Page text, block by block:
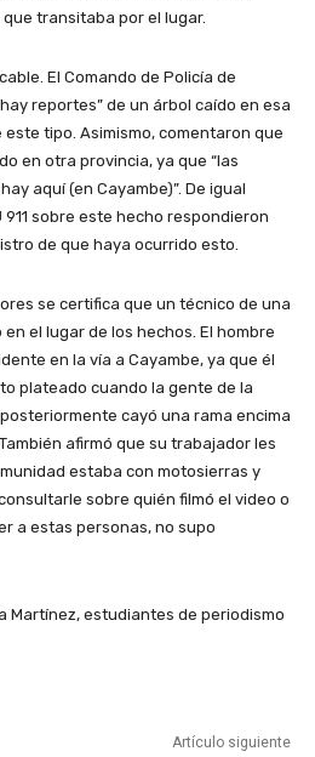
transitaba por el lugar.
El Comando de Policía de
reportes” de un árbol caído en esa
tipo. Asimismo, comentaron que
en otra provincia, ya que “las
aquí (en Cayambe)”. De igual
911 sobre este hecho respondieron
de que haya ocurrido esto.
se certifica que un técnico de una
el lugar de los hechos. El hombre
en la vía a Cayambe, ya que él
plateado cuando la gente de la
cayó una rama encima
afirmó que su trabajador les
estaba con motosierras y
sobre quién filmó el video o
a estas personas, no supo
Martínez, estudiantes de periodismo
Artículo siguiente